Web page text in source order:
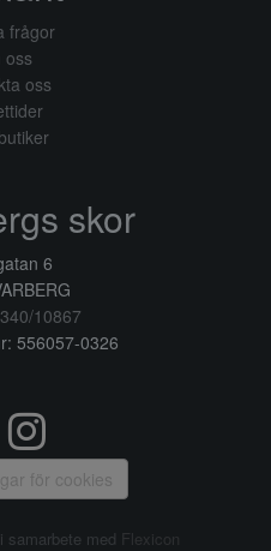
frågor
oss
oss
skor
6
10867
556057-0326
för cookies
samarbete med Flexicon